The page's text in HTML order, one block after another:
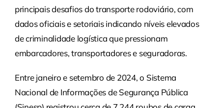
principais desafios do transporte rodoviário, com
dados oficiais e setoriais indicando níveis elevados
de criminalidade logística que pressionam
embarcadores, transportadores e seguradoras.
Entre janeiro e setembro de 2024, o Sistema
Nacional de Informações de Segurança Pública